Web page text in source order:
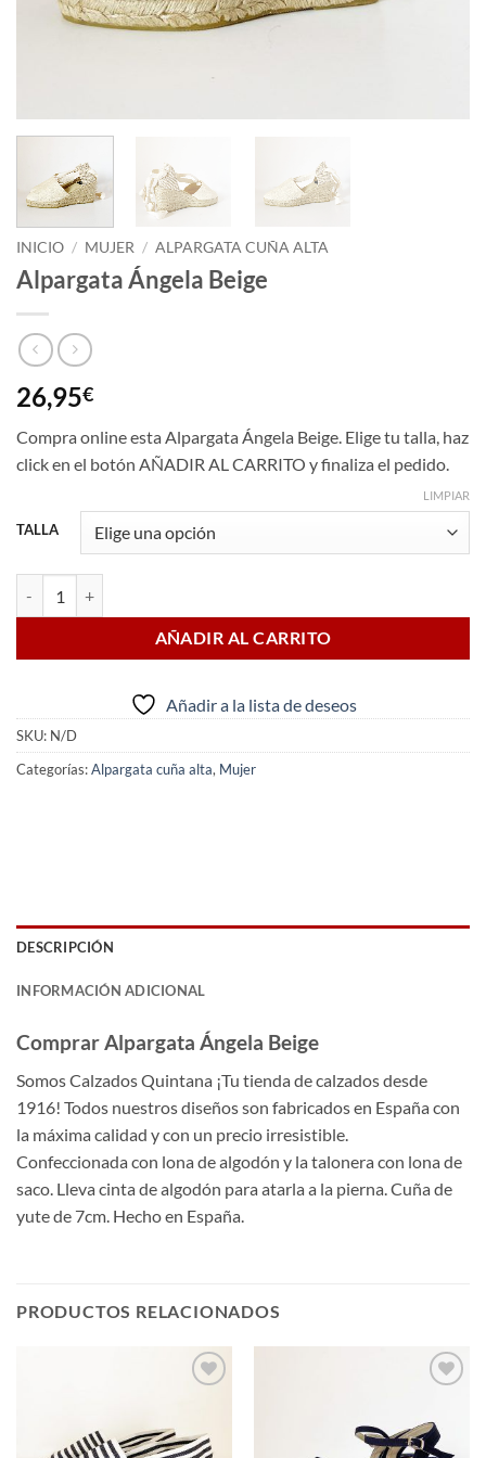
INICIO / MUJER / ALPARGATA CUÑA ALTA
Alpargata Ángela Beige
26,95€
Compra online esta Alpargata Ángela Beige. Elige tu talla, haz
click en el botón AÑADIR AL CARRITO y finaliza el pedido.
TALLA
LIMPIAR
AÑADIR AL CARRITO
Añadir a la lista de deseos
SKU: N/D
Categorías:Alpargata cuña alta, Mujer
DESCRIPCIÓN
INFORMACIÓN ADICIONAL
Comprar Alpargata Ángela Beige
Somos Calzados Quintana ¡Tu tienda de calzados desde
1916! Todos nuestros diseños son fabricados en España con
la máxima calidad y con un precio irresistible.
Confeccionada con lona de algodón y la talonera con lona de
saco. Lleva cinta de algodón para atarla a la pierna. Cuña de
yute de 7cm. Hecho en España.
PRODUCTOS RELACIONADOS
lista de
deseos
lista de
deseos